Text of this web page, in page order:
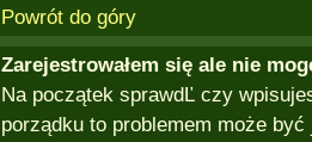
Powrót do góry
Zarejestrowałem się ale nie
Na początek sprawdĽ czy
porządku to problemem może